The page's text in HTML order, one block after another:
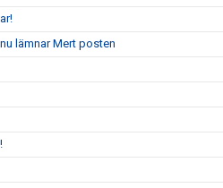
lämnar Mert posten